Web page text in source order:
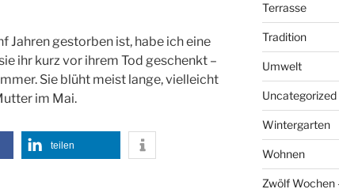
Jahren gestorben ist, habe ich eine
ihr kurz vor ihrem Tod geschenkt –
Sie blüht meist lange, vielleicht
im Mai.
teilen
Terrasse
Tradition
Umwelt
Uncategorized
Wintergarten
Wohnen
Zwölf Wochen